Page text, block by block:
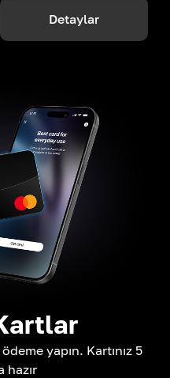
Detaylar
yapın. Kartınız 5
hazır